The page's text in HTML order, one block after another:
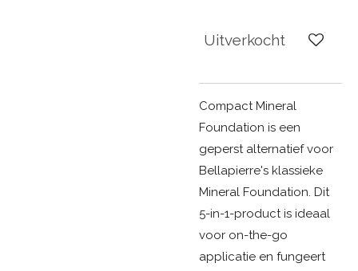
Uitverkocht
Compact Mineral
Foundation is een
geperst alternatief voor
Bellapierre's klassieke
Mineral Foundation. Dit
5-in-1-product is ideaal
voor on-the-go
applicatie en fungeert